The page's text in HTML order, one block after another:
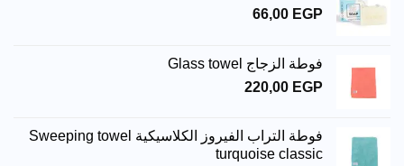
66,00 EGP
فوطة الزجاج Glass towel
220,00 EGP
فوطة التراب الفيروز الكلاسيكية Sweeping towel
turquoise classic